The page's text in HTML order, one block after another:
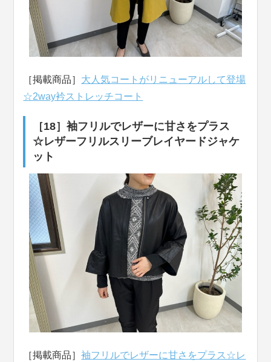
［掲載商品］ 大人気コートがリニューアルして登場
☆2way衿ストレッチコート
［18］袖フリルでレザーに甘さをプラス
☆レザーフリルスリーブレイヤードジャケ
ット
［掲載商品］袖フリルでレザーに甘さをプラス☆レ